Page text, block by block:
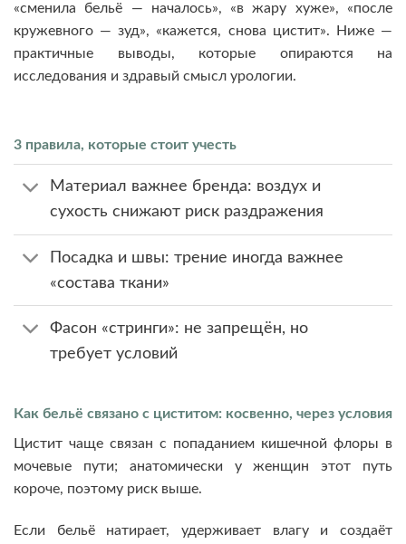
«сменила бельё — началось», «в жару хуже», «после
кружевного — зуд», «кажется, снова цистит». Ниже —
практичные выводы, которые опираются на
исследования и здравый смысл урологии.
3 правила, которые стоит учесть
Материал важнее бренда: воздух и
сухость снижают риск раздражения
Посадка и швы: трение иногда важнее
«состава ткани»
Фасон «стринги»: не запрещён, но
требует условий
Как бельё связано с циститом: косвенно, через условия
Цистит чаще связан с попаданием кишечной флоры в
мочевые пути; анатомически у женщин этот путь
короче, поэтому риск выше.
Если бельё натирает, удерживает влагу и создаёт